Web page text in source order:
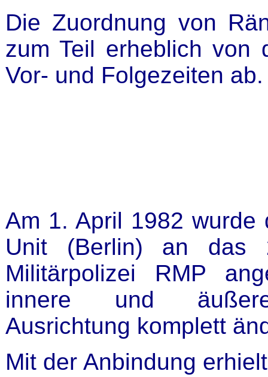
Die Zuordnung von
zum Teil erheblich von
Vor- und Folgezeiten ab.
Am 1. April 1982 wurde
Unit (Berlin) an das
Militärpolizei RMP
innere und äußere
Ausrichtung komplett
Mit der Anbindung